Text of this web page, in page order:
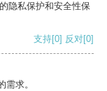
隐私保护和安全性保
支持[0] 反对[0]
求。